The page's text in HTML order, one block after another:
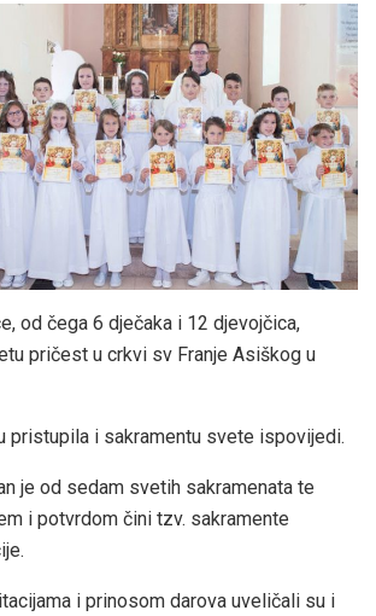
od čega 6 dječaka i 12 djevojčica,
pričest u crkvi sv Franje Asiškog u
pristupila i sakramentu svete ispovijedi.
je od sedam svetih sakramenata te
i potvrdom čini tzv. sakramente
i prinosom darova uveličali su i